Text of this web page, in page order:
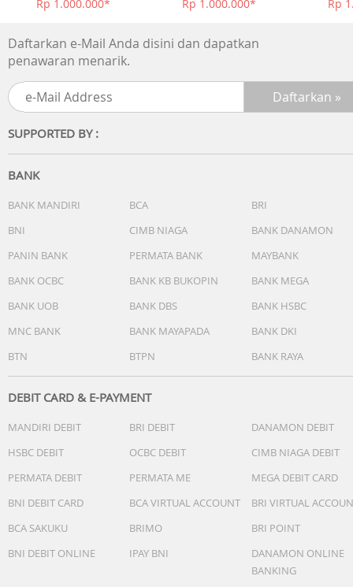
Rp 1.000.000*
Rp 1.000.000*
Rp
Daftarkan e-Mail Anda disini dan dapatkan
penawaran menarik.
SUPPORTED BY :
BANK
BANK MANDIRI BCA
BRI
BNI
CIMB NIAGA
BANK DANAMON
PANIN BANK
PERMATA BANK
MAYBANK
BANK OCBC
BANK KB BUKOPIN
BANK MEGA
BANK UOB
BANK DBS
BANK HSBC
MNC BANK
BANK MAYAPADA
BANK DKI
BTN
BTPN BANK RAYA
DEBIT CARD & E-PAYMENT
MANDIRI DEBIT BRI DEBIT
DANAMON DEBIT
HSBC DEBIT
OCBC DEBIT
CIMB NIAGA DEBIT
PERMATA DEBIT
PERMATA ME
MEGA DEBIT CARD
BNI DEBIT CARD
BCA VIRTUAL ACCOUNT
BRI VIRTUAL
BCA SAKUKU
BRIMO
BRI POINT
BNI DEBIT ONLINE
IPAY BNI
DANAMON ONLINE
BANKING